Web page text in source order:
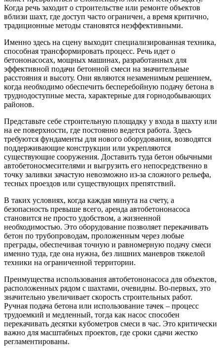
Когда речь заходит о строительстве или ремонте объектов
вблизи шахт, где доступ часто ограничен, а время критично,
традиционные методы становятся неэффективными.
Именно здесь на сцену выходит специализированная техника,
способная трансформировать процесс. Речь идет о
бетононасосах, мощных машинах, разработанных для
эффективной подачи бетонной смеси на значительные
расстояния и высоту. Они являются незаменимым решением,
когда необходимо обеспечить бесперебойную подачу бетона в
труднодоступные места, характерные для горнодобывающих
районов.
Представьте себе строительную площадку у входа в шахту или
на ее поверхности, где постоянно ведется работа. Здесь
требуются фундаменты для нового оборудования, возводятся
поддерживающие конструкции или укрепляются
существующие сооружения. Доставить туда бетон обычными
автобетоносмесителями и выгрузить его непосредственно в
точку заливки зачастую невозможно из-за сложного рельефа,
тесных проездов или существующих препятствий.
В таких условиях, когда каждая минута на счету, а
безопасность превыше всего, аренда автобетононасоса
становится не просто удобством, а жизненной
необходимостью. Это оборудование позволяет перекачивать
бетон по трубопроводам, проложенным через любые
преграды, обеспечивая точную и равномерную подачу смеси
именно туда, где она нужна, без лишних маневров тяжелой
техники на ограниченной территории.
Преимущества использования автобетононасоса для объектов,
расположенных рядом с шахтами, очевидны. Во-первых, это
значительно увеличивает скорость строительных работ.
Ручная подача бетона или использование тачек – процесс
трудоемкий и медленный, тогда как насос способен
перекачивать десятки кубометров смеси в час. Это критически
важно для масштабных проектов, где сроки сдачи жестко
регламентированы.